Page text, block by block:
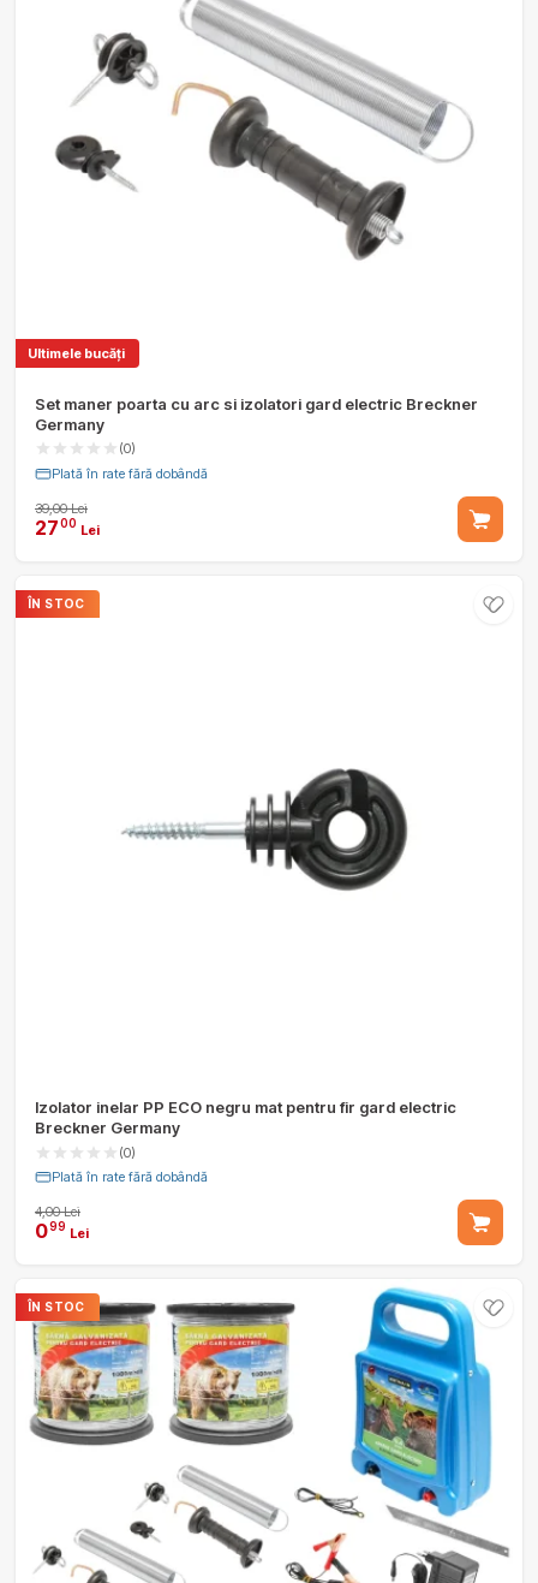
Ultimele bucăți
Set maner poarta cu arc si izolatori gard electric Breckner
Germany
(0)
Plată în rate fără dobândă
39,00 Lei
2700 Lei
ÎN STOC
Izolator inelar PP ECO negru mat pentru fir gard electric
Breckner Germany
(0)
Plată în rate fără dobândă
4,00 Lei
099 Lei
ÎN STOC